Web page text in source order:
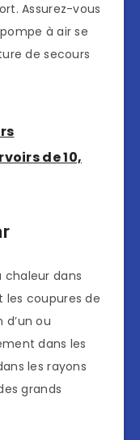
Assurez-vous
à air se
de secours
de 10,
chaleur dans
coupures de
ou
dans les
les rayons
grands